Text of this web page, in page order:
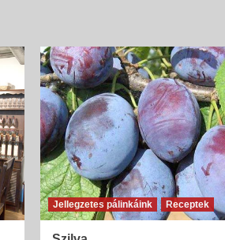
Jellegzetes pálinkáink Receptek